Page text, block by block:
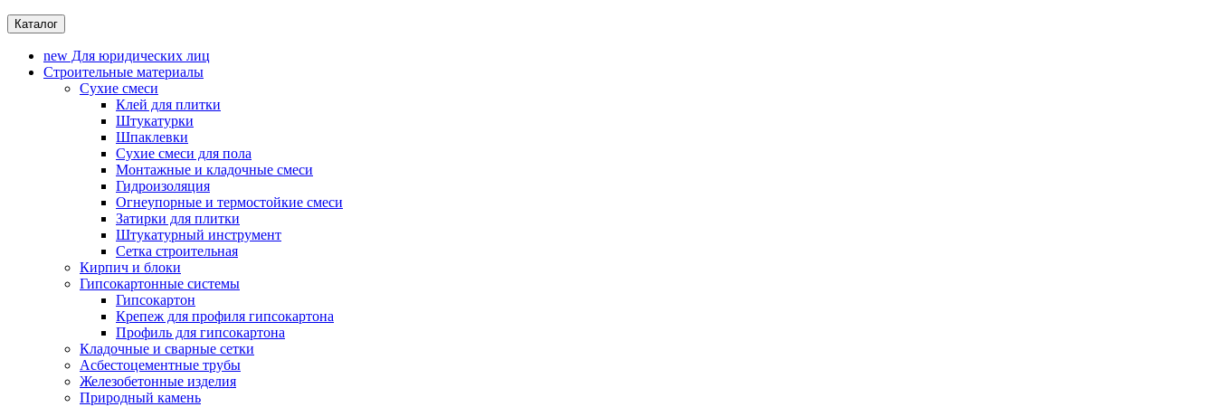
Каталог
new Для юридических лиц
Строительные материалы
Сухие смеси
Клей для плитки
Штукатурки
Шпаклевки
Сухие смеси для пола
Монтажные и кладочные смеси
Гидроизоляция
Oгнеупорные и термостойкие смеси
Затирки для плитки
Штукатурный инструмент
Cетка строительная
Кирпич и блоки
Гипсокартонные системы
Гипсокартон
Крепеж для профиля гипсокартона
Профиль для гипсокартона
Кладочные и сварные сетки
Асбестоцементные трубы
Железобетонные изделия
Природный камень